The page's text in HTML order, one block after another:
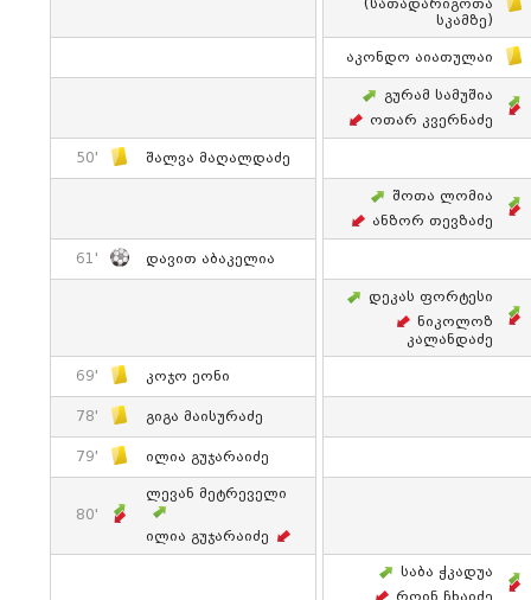
(სათადარიგოთა
Სკამზე)
Აკონდო Აიათულაი
Გურამ Სამუშია
Ოთარ Კვერნაძე
50' Შალვა Მაღალდაძე
Შოთა Ლომია
Ანზორ Თევზაძე
61' Დავით Აბაკელია
Დეკას Ფორტესი
Ნიკოლოზ
Კალანდაძე
69' Კოჯო Ეონი
78' Გიგა Მაისურაძე
79' Ილია Გუჯარაიძე
80'
Ლევან Მეტრეველი
Ილია Გუჯარაიძე
Საბა Ჭკადუა